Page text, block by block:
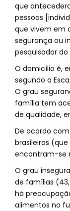
que
pessoas
que vivem em
segurança ou
pesquisador do
O domicílio é,
segundo a
O grau
família tem
de qualidade,
De acordo com
brasileiras
encontram-se
O grau
de famílias
há
alimentos no